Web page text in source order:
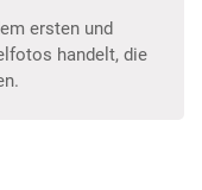
ersten und
handelt, die